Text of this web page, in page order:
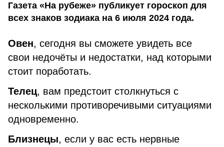
Газета «На рубеже» публикует гороскоп для
всех знаков зодиака на 6 июля 2024 года.
Овен, сегодня вы сможете увидеть все
свои недочёты и недостатки, над которыми
стоит поработать.
Телец, вам предстоит столкнуться с
несколькими противоречивыми ситуациями
одновременно.
Близнецы, если у вас есть нервные